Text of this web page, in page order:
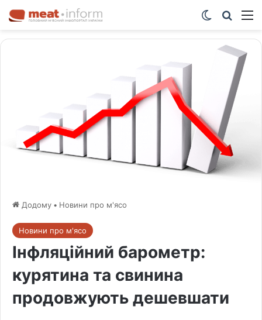
Switch skin
Додому • Новини про м'ясо
Новини про м'ясо
Інфляційний барометр:
курятина та свинина
продовжують дешевшати